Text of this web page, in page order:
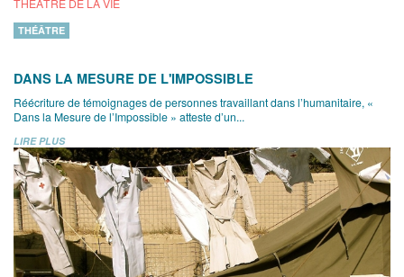
THÉÂTRE DE LA VIE
THÉÂTRE
DANS LA MESURE DE L'IMPOSSIBLE
Réécriture de témoignages de personnes travaillant dans l’humanitaire, «
Dans la Mesure de l’Impossible » atteste d’un...
LIRE PLUS